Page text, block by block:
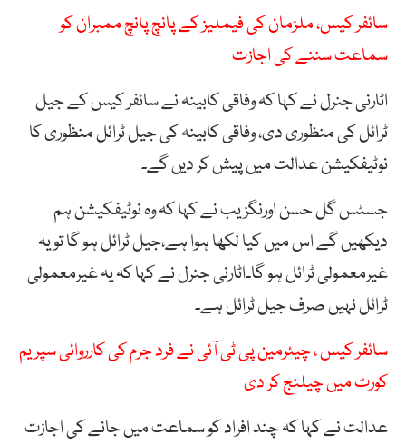
سائفر کیس، ملزمان کی فیملیز کے پانچ پانچ ممبران کو
سماعت سننے کی اجازت
اٹارنی جنرل نے کہا کہ وفاقی کابینہ نے سائفر کیس کے جیل
ٹرائل کی منظوری دی، وفاقی کابینہ کی جیل ٹرائل منظوری کا
نوٹیفکیشن عدالت میں پیش کر دیں گے۔
جسٹس گل حسن اورنگزیب نے کہا کہ وہ نوٹیفکیشن ہم
دیکھیں گے اس میں کیا لکھا ہوا ہے،جیل ٹرائل ہو گا تو یہ
غیرمعمولی ٹرائل ہو گا۔اٹارنی جنرل نے کہا کہ یہ غیرمعمولی
ٹرائل نہیں صرف جیل ٹرائل ہے۔
سائفر کیس ، چیئرمین پی ٹی آئی نے فرد جرم کی کارروائی سپریم
کورٹ میں چیلنج کر دی
عدالت نے کہا کہ چند افراد کو سماعت میں جانے کی اجازت